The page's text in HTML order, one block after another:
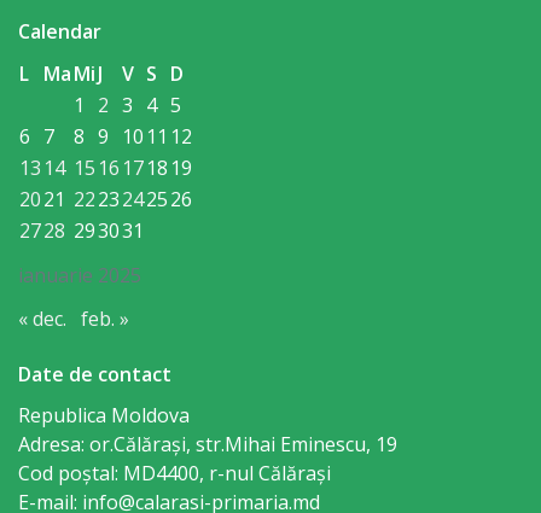
Dispoziții
Proiecte
de
decizii
Consiliul
de
tineret
Calendar
ianuarie 2025
L MaMiJ V S D
1
2 3 4 5
6 7 8 9 10 11 12
13 14 15 16 1718 19
2021 2223242526
2728 293031
« dec. feb. »
Date de contact
Republica Moldova
Adresa: or.Călăraşi, str.Mihai Eminescu, 19
Cod poștal: MD4400, r-nul Călăraşi
E-mail: info@calarasi-primaria.md